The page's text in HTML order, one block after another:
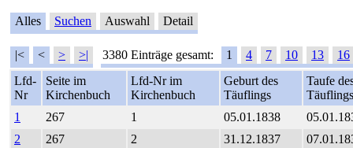
Alles Suchen Auswahl Detail
|< < > >| 3380 Einträge gesamt: 1 4 7 10 13
16
Lfd-
Nr
Seite im
Kirchenbuch
Lfd-Nr im
Kirchenbuch
Geburt des
Täuflings
Taufe
Täuflings
1
267 1 05.01.1838
2
267 2 31.12.1837